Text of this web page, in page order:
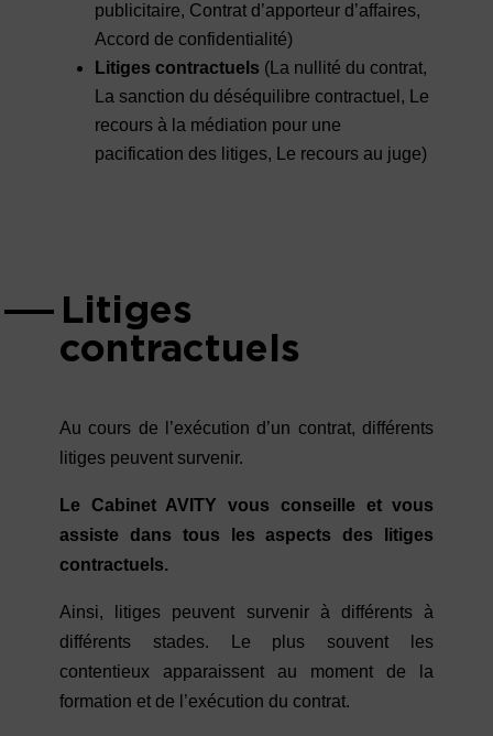
publicitaire, Contrat d’apporteur d’affaires,
Accord de confidentialité)
Litiges contractuels (La nullité du contrat,
La sanction du déséquilibre contractuel, Le
recours à la médiation pour une
pacification des litiges, Le recours au juge)
Litiges
contractuels
Au cours de l’exécution d’un contrat, différents
litiges peuvent survenir.
Le Cabinet AVITY vous conseille et vous
assiste dans tous les aspects des litiges
contractuels.
Ainsi, litiges peuvent survenir à différents à
différents stades. Le plus souvent les
contentieux apparaissent au moment de la
formation et de l’exécution du contrat.